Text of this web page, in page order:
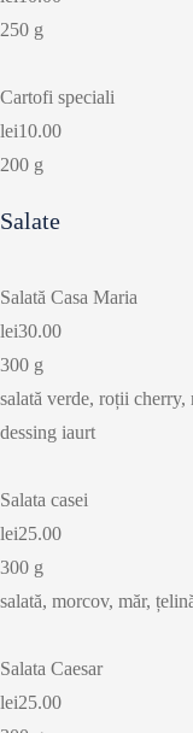
250 g
Cartofi speciali
lei10.00
200 g
Salate
Salată Casa Maria
lei30.00
300 g
salată verde, roții cherry,
dessing iaurt
Salata casei
lei25.00
300 g
salată, morcov, măr,
Salata Caesar
lei25.00